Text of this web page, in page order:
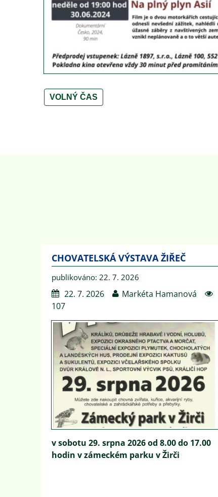
VOLNÝ ČAS
CHOVATELSKÁ VÝSTAVA ŽIŘEČ
publikováno: 22. 7. 2026
22. 7. 2026
Markéta Hamanová
107
v sobotu 29. srpna 2026 od 8.00 do 17.00
hodin v zámeckém parku v Žirči